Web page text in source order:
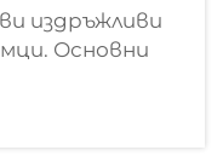
издръжливи
Основни
на
любимци
се